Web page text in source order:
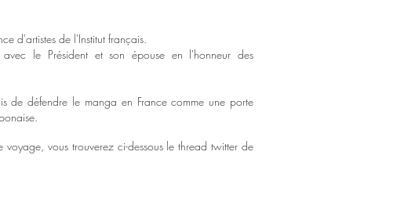
d'artistes de l'Institut français.
le Président et son épouse en l'honneur des
de défendre le manga en France comme une porte
voyage, vous trouverez ci-dessous le thread twitter de